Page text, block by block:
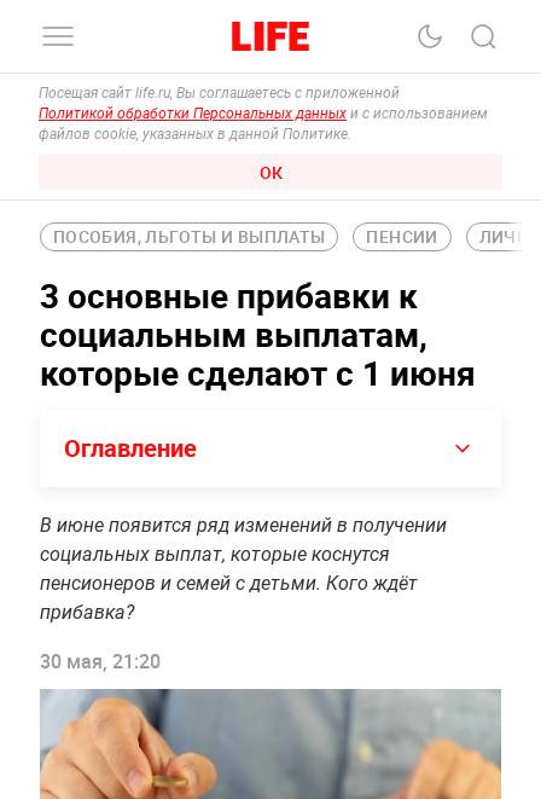
Посещая сайт life.ru, Вы соглашаетесь с приложенной
Политикой обработки Персональных данных и с использованием
файлов cookie, указанных в данной Политике.
ОК
ПОСОБИЯ, ЛЬГОТЫ И ВЫПЛАТЫ ПЕНСИИ
3 основные прибавки к
социальным выплатам,
которые сделают с 1 июня
Оглавление
В июне появится ряд изменений в получении
социальных выплат, которые коснутся
пенсионеров и семей с детьми. Кого ждёт
прибавка?
30 мая, 21:20